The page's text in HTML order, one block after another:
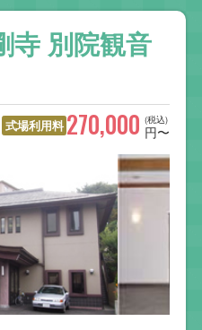
寺 別院観音
式場利用料 (税込)
270,000 円〜